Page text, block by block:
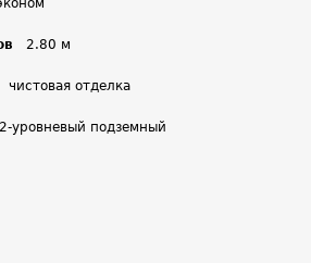
2.80 м
чистовая отделка
2-уровневый подземный